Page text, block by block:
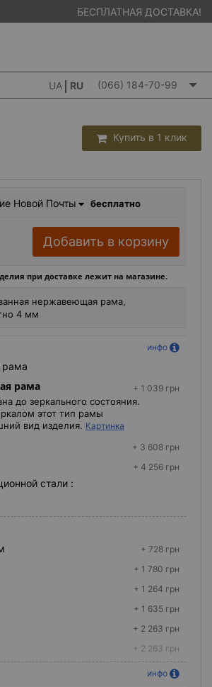
БЕСПЛАТНАЯ ДОСТАВКА!
UA RU (066) 184-70-99
Купить в 1 клик
Новой Почты бесплатно
Добавить в корзину
при доставке лежит на магазине.
нержавеющая рама,
4 мм
инфо
рама + 1 039 грн
до зеркального состояния.
этот тип рамы
вид изделия. Картинка
+ 3 608 грн
+ 4 256 грн
стали :
+ 728 грн
+ 1 780 грн
+ 1 264 грн
+ 1 635 грн
+ 2 263 грн
+ 2 263 грн
инфо